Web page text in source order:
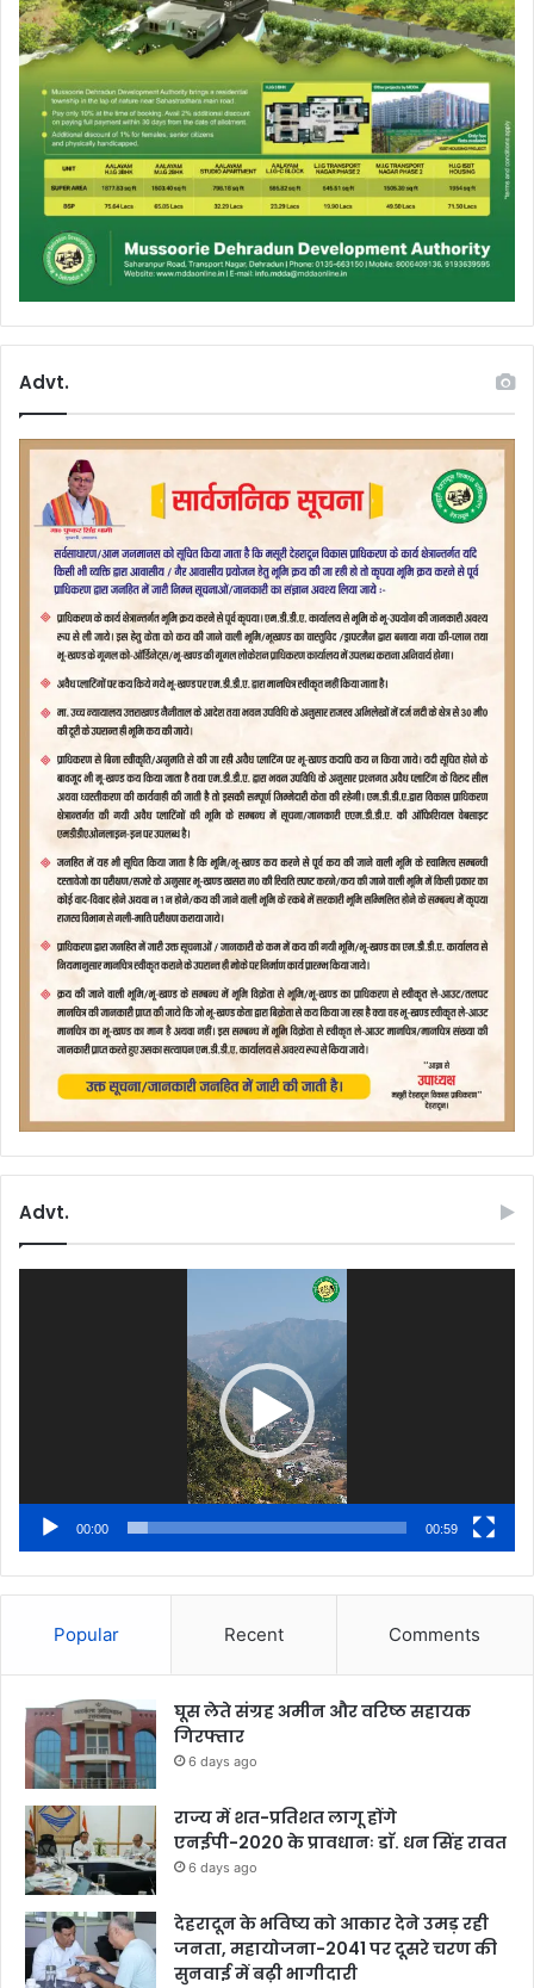
Advt.
Advt.
00:00 00:59
Popular Recent Comments
घूस लेते संग्रह अमीन और वरिष्ठ सहायक
गिरफ्तार
6 days ago
राज्य में शत-प्रतिशत लागू होंगे
एनईपी-2020 के प्रावधानः डाॅ. धन सिंह रावत
6 days ago
देहरादून के भविष्य को आकार देने उमड़ रही
जनता, महायोजना-2041 पर दूसरे चरण की
सुनवाई में बढ़ी भागीदारी